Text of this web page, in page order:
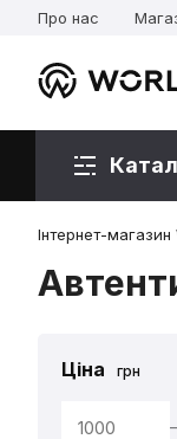
Про нас
Інтернет-
Ціна грн